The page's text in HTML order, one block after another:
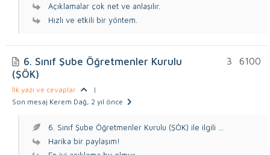
Açıklamalar çok net ve anlaşılır.
Hızlı ve etkili bir yöntem.
6. Sınıf Şube Öğretmenler Kurulu
(ŞÖK)
İlk yazı ve cevaplar
|
Son mesaj Kerem Dağ, 2 yıl önce
6100
3
6. Sınıf Şube Öğretmenler Kurulu (ŞÖK) ile ilgili ...
Harika bir paylaşım!